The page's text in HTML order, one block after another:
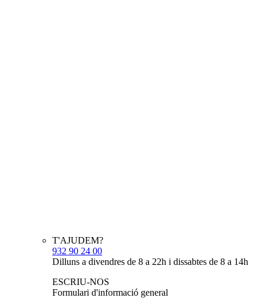
T'AJUDEM?
932 90 24 00
Dilluns a divendres de 8 a 22h i dissabtes de 8 a 14h
ESCRIU-NOS
Formulari d'informació general